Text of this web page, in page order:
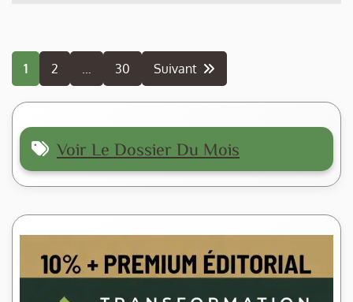
Pagination
des
publications
1 2 … 30 Suivant
Voir Le Dossier Du Mois